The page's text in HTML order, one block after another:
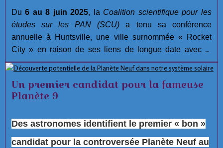
Du 6 au 8 juin 2025, la Coalition scientifique pour les
études sur les PAN (SCU) a tenu sa conférence
annuelle à Huntsville, une ville surnommée « Rocket
City » en raison de ses liens de longue date avec la
recherche aérospatiale.
Un premier candidat pour la fameuse
Planète 9
Des astronomes identifient le premier « bon »
candidat pour la controversée Planète Neuf au